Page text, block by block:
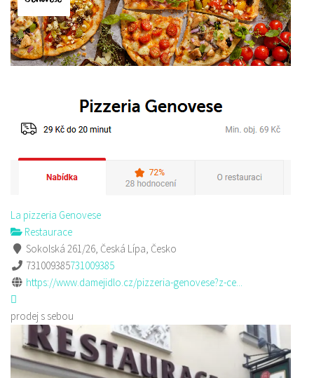
La pizzeria Genovese
Restaurace
Sokolská 261/26, Česká Lípa, Česko
731009385731009385
https://www.damejidlo.cz/pizzeria-genovese?z-ce...
prodej s sebou